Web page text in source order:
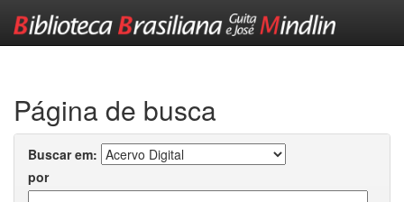
Página de busca
Buscar em:
por